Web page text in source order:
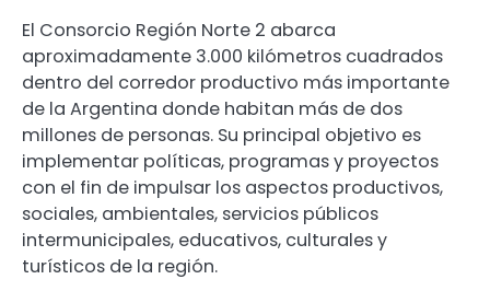
El Consorcio Región Norte 2 abarca
aproximadamente 3.000 kilómetros cuadrados
dentro del corredor productivo más importante
de la Argentina donde habitan más de dos
millones de personas. Su principal objetivo es
implementar políticas, programas y proyectos
con el fin de impulsar los aspectos productivos,
sociales, ambientales, servicios públicos
intermunicipales, educativos, culturales y
turísticos de la región.